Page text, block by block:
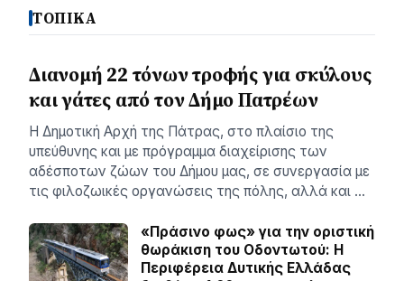
ΤΟΠΙΚΑ
Διανομή 22 τόνων τροφής για σκύλους
και γάτες από τον Δήμο Πατρέων
Η Δημοτική Αρχή της Πάτρας, στο πλαίσιο της
υπεύθυνης και με πρόγραμμα διαχείρισης των
αδέσποτων ζώων του Δήμου μας, σε συνεργασία με
τις φιλοζωικές οργανώσεις της πόλης, αλλά και …
«Πράσινο φως» για την οριστική
θωράκιση του Οδοντωτού: Η
Περιφέρεια Δυτικής Ελλάδας